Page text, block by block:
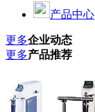
产品中心
更多企业动态
更多产品推荐